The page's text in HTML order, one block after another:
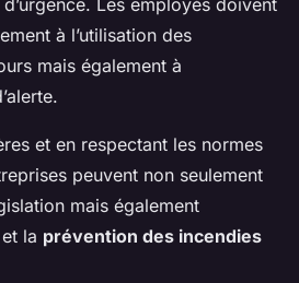
à l’utilisation des
mais également à
et en respectant les normes
peuvent non seulement
mais également
la prévention des incendies